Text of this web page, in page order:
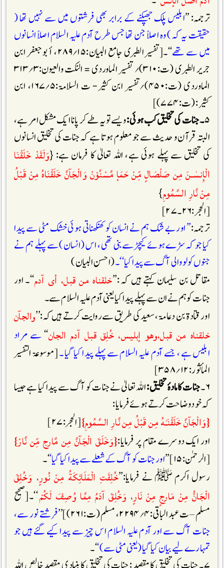
ترجمہ: ’’ابلیس پلک جھپکنے کے برابر بھی فرشتوں میں سے نہیں تھا (
حقیقت یہ کہ ) وہ اصلاً جن تھا جس طرح آدم علیہ السلام اصلاً انسانوں
میں سے تھے
‘‘۔[تفسیر الطبری جامع البیان:۱۵؍۲۸۹، أبو جعفر ابن
جریر الطبری (ت:۳۱۰)؍ تفسیر الماوردی = النکت والعیون:۳؍۳۱۳
الماوردی (ت:۴۵۰)؍تفسیر ابن کثیر- ت السلامۃ:۵؍۱۶۷، ابن
کثیر: (ت:۷۷۴)]
۵۔ جنات کی تخلیق کب ہوئی :ویسے تو یہ طے کر پانا ایک مشکل امر ہے،
البتہ قرآن و حدیث سے جو معلوم ہوتا ہے کہ جنات کی تخلیق انسانوں
کی تخلیق سے پہلے ہوئی ہے، اللہ تعالیٰ کا فرمان ہے: {وَلَقَدْ خَلَقْنَا
الْإِنسٰـنَ مِن صَلْصَالٍ مِّنْ حَمَإ مَّسْنُوْنْ وَالْجَآنَّ خَلَقْنَاهُ مِنْ قَبْلُ
مِنْ نَّارِ السَّمُومِ}
[الحجر:۲۶۔۲۷]
ترجمہ:’’ اور بے شک ہم نے انسان کو کھنکھناتی ہوئی خشک مٹی سے پیدا
کیا جو کہ سڑے ہوئے کیچڑ سے بنی تھی، اس (انسان) سے پہلے ہم نے
جنوں کو لو والی آگ سے پیدا کیا‘‘۔(احسن البیان)
مقاتل بن سلیمان کہتے ہیں کہ :’’خلقناه من قبل، أى آدم‘‘۔ اور
جنات کو ہم نے ان سے پہلے پیدا کیا یعنی آدم علیہ السلام سے۔
اور قتادۃ بن دعامۃ ،سعید کی طریق سے روایت کرتے ہیں کہ:’’والجآن
خلقناه من قبل،وهو إبليس، خُلِق قبل آدم الجان‘‘سے مراد
ابلیس ہے ، جسے آدم علیہ السلام سے پہلے پیدا کیا گیا ۔[موسوعۃ التفسیر
المأثور :۱۲؍۳۵۸ ]
۶۔ جنات کا مادۂ تخلیق :اللہ تعالیٰ نے جنات کو آگ سے پیدا کیا ہے جیسا
کہ خود وضاحت کرتے ہوئے فرمایا:
{وَالْجَآنَّ خَلَقْنَـٰهُ مِن قَبْلُ مِن نَّارِ السَّمُومِ}[الحجر:۲۷]
اور ایک دوسرے مقام پر فرمایا:{وَخَلَقَ الْجَآنَّ مِن مَّارِج مِّن نَّارْ}
[الرحمٰن: ۱۵] ’’ اور جنات کو آگ کے شعلے سے پیدا کیا گیا‘‘۔
رسول اکرم ﷺ نے فرمایا:’’خُلِقَتِ الْمَلَائِكَةُ مِنْ نُورٍ، وَخُلِقَ
الْجَانُّ مِنْ مَارِجٍ مِنْ نَارٍ، وَخُلِقَ آدَمُ مِمَّا وُصِفَ لَكُمْ‘‘۔[صحیح
مسلم – ت عبد الباقی:۴؍۲۲۹۴، مسلم (ت:۲۶۱)]’’
فرشتے نور سے،
جنات آگ سے اور آدم علیہ السلام اس چیز سے پیدا کیے گئے ہیں جو
تمہارے لیے بیان کیا گیا (یعنی مٹی سے )‘‘۔